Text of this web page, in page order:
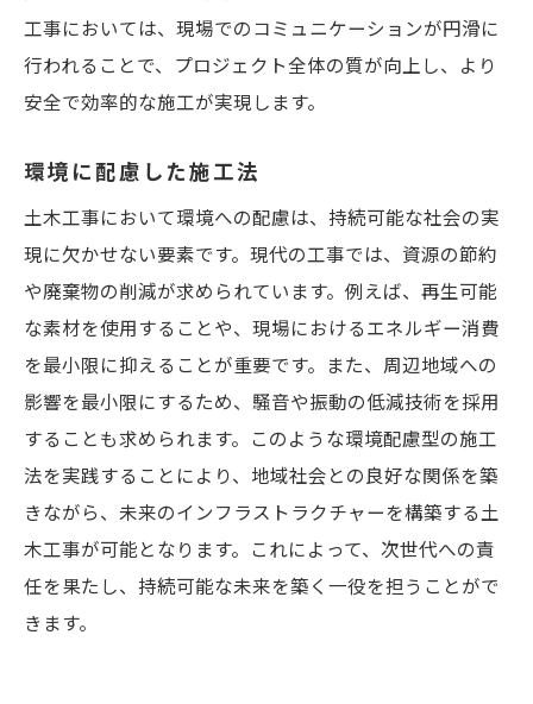
現場で役立つトレーニング法
実践的な問題解決スキルの向上
チームワークを活かしたスキル習得
継続的なスキルアップを支える学習法
工事においては、現場でのコミュニケーションが円滑に
行われることで、プロジェクト全体の質が向上し、より
安全で効率的な施工が実現します。
環境に配慮した施工法
土木工事において環境への配慮は、持続可能な社会の実
現に欠かせない要素です。現代の工事では、資源の節約
や廃棄物の削減が求められています。例えば、再生可能
な素材を使用することや、現場におけるエネルギー消費
を最小限に抑えることが重要です。また、周辺地域への
影響を最小限にするため、騒音や振動の低減技術を採用
することも求められます。このような環境配慮型の施工
法を実践することにより、地域社会との良好な関係を築
きながら、未来のインフラストラクチャーを構築する土
木工事が可能となります。これによって、次世代への責
任を果たし、持続可能な未来を築く一役を担うことがで
きます。